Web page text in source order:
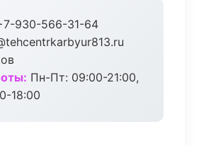
930-566-31-64
Пн-Пт: 09:00-21:00,
18:00